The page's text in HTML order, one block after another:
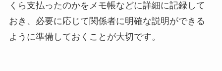
くら支払ったのかをメモ帳などに詳細に記録して
おき、必要に応じて関係者に明確な説明ができる
ように準備しておくことが大切です。